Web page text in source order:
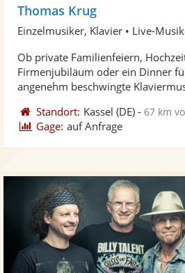
Thomas Krug
Einzelmusiker, Klavier • Live-
Ob private Familienfeiern,
Firmenjubiläum oder ein Dinner
angenehm beschwingte
Standort: Kassel (DE) -67 km
Gage: auf Anfrage